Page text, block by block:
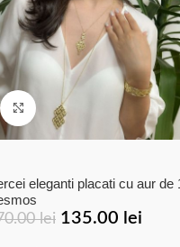
Click to enlarge
eleganti placati cu aur
lei 135.00 lei